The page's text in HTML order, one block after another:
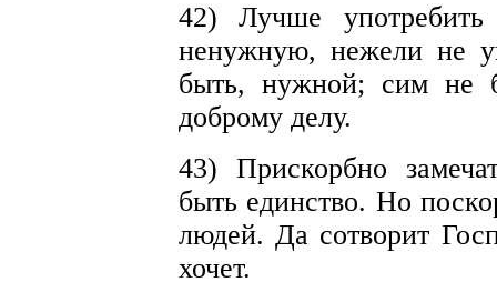
42) Лучше
ненужную, нежели не
быть, нужной; сим не
доброму делу.
43) Прискорбно
быть единство. Но
людей. Да сотворит
хочет.